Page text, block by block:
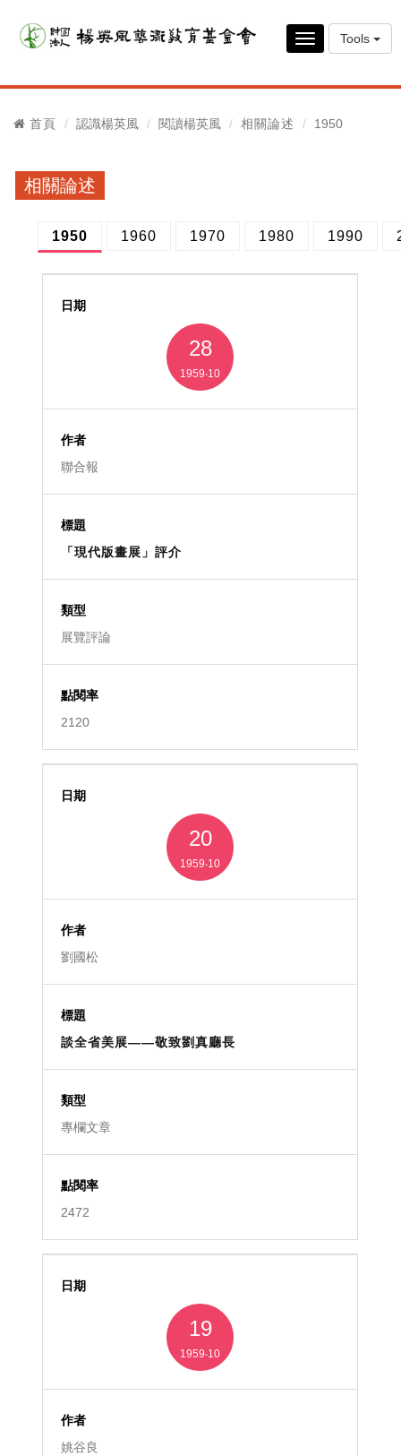
Tools
Toggle
navigation
首頁 認識楊英風 閱讀楊英風 相關論述 1950
相關論述
1950 1960 1970 1980 1990
28
1959‧10
聯合報
「現代版畫展」評介
展覽評論
2120
20
1959‧10
劉國松
談全省美展——敬致劉真廳長
專欄文章
2472
19
1959‧10
姚谷良